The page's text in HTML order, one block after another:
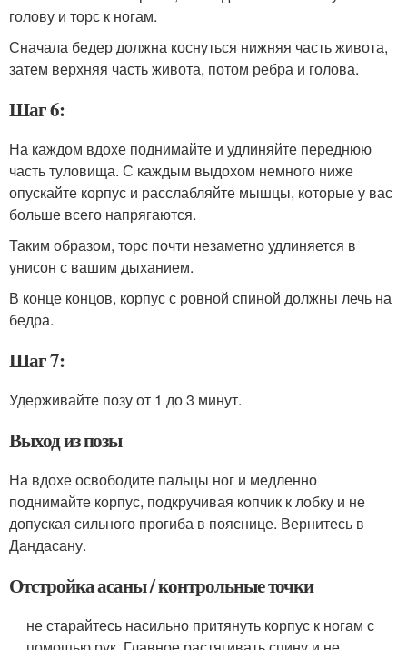
голову и торс к ногам.
Сначала бедер должна коснуться нижняя часть живота,
затем верхняя часть живота, потом ребра и голова.
Шаг 6:
На каждом вдохе поднимайте и удлиняйте переднюю
часть туловища. С каждым выдохом немного ниже
опускайте корпус и расслабляйте мышцы, которые у вас
больше всего напрягаются.
Таким образом, торс почти незаметно удлиняется в
унисон с вашим дыханием.
В конце концов, корпус с ровной спиной должны лечь на
бедра.
Шаг 7:
Удерживайте позу от 1 до 3 минут.
Выход из позы
На вдохе освободите пальцы ног и медленно
поднимайте корпус, подкручивая копчик к лобку и не
допуская сильного прогиба в пояснице. Вернитесь в
Дандасану.
Отстройка асаны / контрольные точки
не старайтесь насильно притянуть корпус к ногам с